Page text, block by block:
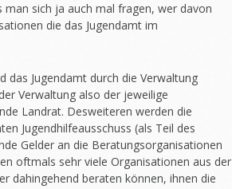
sich ja auch mal fragen, wer davon
die das Jugendamt im
das Jugendamt durch die Verwaltung
Verwaltung also der jeweilige
Landrat. Desweiteren werden die
Jugendhilfeausschuss (als Teil des
Gelder an die Beratungsorganisationen
oftmals sehr viele Organisationen aus der
dahingehend beraten können, ihnen die